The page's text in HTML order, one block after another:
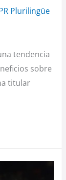
Plurilingüe
tendencia
sobre
titular